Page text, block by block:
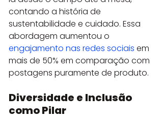
contando a história de
sustentabilidade e cuidado. Essa
abordagem aumentou o
engajamento nas redes sociais em
mais de 50% em comparação com
postagens puramente de produto.
Diversidade e Inclusão
como Pilar